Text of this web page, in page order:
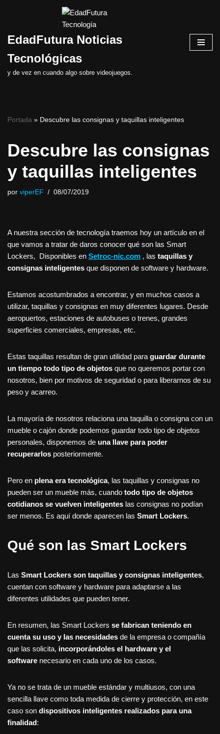
al
EdadFutura Noticias
Tecnológicas
y de vez en cuando algo sobre videojuegos.
Portada » Descubre las consignas y taquillas inteligentes
Descubre las consignas
y taquillas inteligentes
por viperEF 08/07/2019
A nuestra sección de tecnología traemos hoy un artículo en el
que vamos a tratar de daros conocer qué son las Smart
Lockers, Disponibles en Setroc-nic.com , las taquillas y
consignas inteligentes que disponen de software y hardware.
Estamos acostumbrados a encontrar, y en muchos casos a
utilizar, taquillas y consignas en muy diferentes lugares. Desde
aeropuertos, estaciones de autobuses o trenes, grandes
superficies comerciales, empresas, etc.
Estas taquillas resultan de gran utilidad para guardar durante
un tiempo todo tipo de objetos que no queremos portar con
nosotros, bien por motivos de seguridad o para liberarnos de su
peso y acarreo.
La mayoría de nosotros relaciona una taquilla o consigna con un
mueble o cajón donde podemos guardar todo tipo de objetos
personales, disponemos de una llave para poder
recuperarlos posteriormente.
Pero en plena era tecnológica, las taquillas y consignas no
pueden ser un mueble más, cuando todo tipo de objetos
cotidianos se vuelven inteligentes las consignas no podían
ser menos. Es aquí donde aparecen las Smart Lockers.
Qué son las Smart Lockers
Las Smart Lockers son taquillas y consignas inteligentes,
cuentan con software y hardware para adaptarse a las
diferentes utilidades que pueden tener.
En resumen, las Smart Lockers se fabrican teniendo en
cuenta su uso y las necesidades de la empresa o compañía
que las solicita, incorporándoles el hardware y el
software necesario en cada uno de los casos.
Ya no se trata de un mueble estándar y multiusos, con una
sencilla llave como toda medida de cierre y protección, en este
caso son dispositivos inteligentes realizados para una
finalidad: